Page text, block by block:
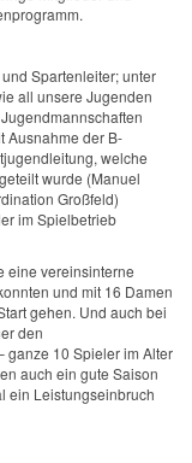
Spartenleiter; unter
all unsere Jugenden
Ausnahme der B-
welche
wurde (Manuel
Großfeld)
im Spielbetrieb
eine vereinsinterne
und mit 16 Damen
gehen. Und auch bei
den
ganze 10 Spieler im Alter
auch ein gute Saison
ein Leistungseinbruch